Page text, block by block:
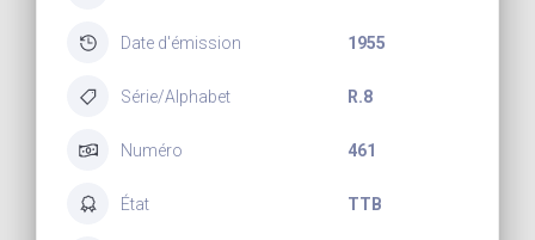
Date d'émission 1955
Série/Alphabet R.8
Numéro 461
État TTB